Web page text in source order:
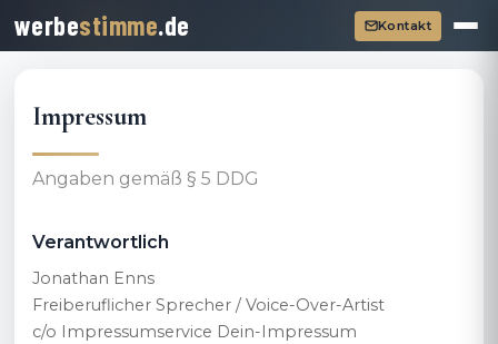
werbestimme.de Kontakt
Impressum
Angaben gemäß § 5 DDG
Verantwortlich
Jonathan Enns
Freiberuflicher Sprecher / Voice-Over-Artist
c/o Impressumservice Dein-Impressum